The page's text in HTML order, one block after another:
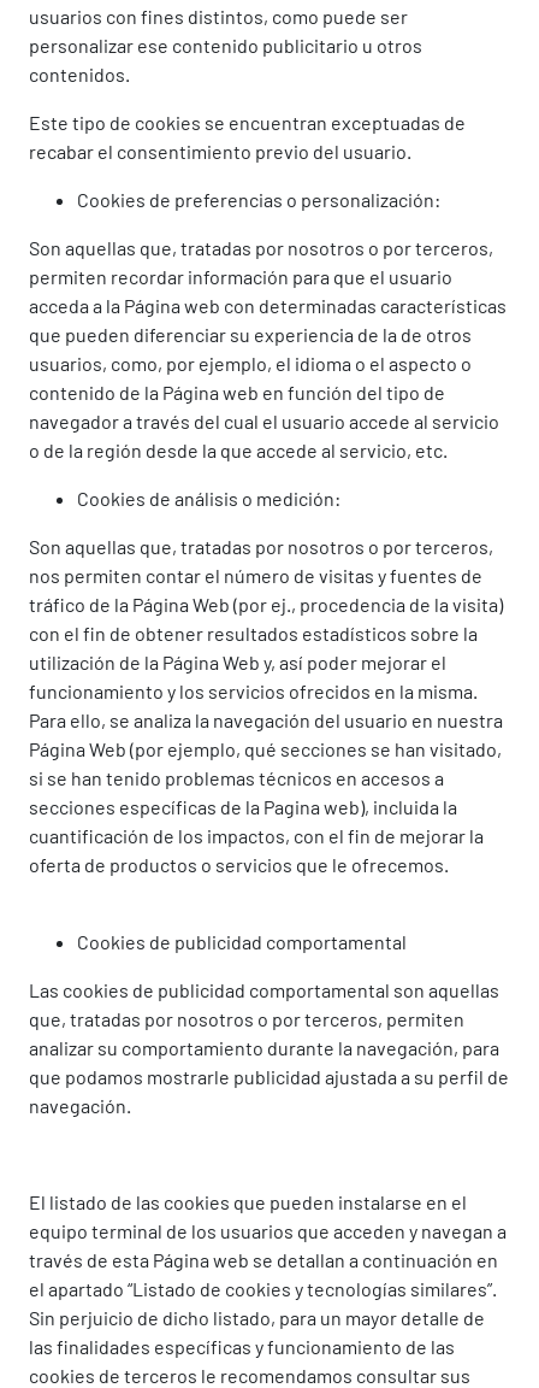
usuarios con fines distintos, como puede ser
personalizar ese contenido publicitario u otros
contenidos.
Este tipo de cookies se encuentran exceptuadas de
recabar el consentimiento previo del usuario.
Cookies de preferencias o personalización:
Son aquellas que, tratadas por nosotros o por terceros,
permiten recordar información para que el usuario
acceda a la Página web con determinadas características
que pueden diferenciar su experiencia de la de otros
usuarios, como, por ejemplo, el idioma o el aspecto o
contenido de la Página web en función del tipo de
navegador a través del cual el usuario accede al servicio
o de la región desde la que accede al servicio, etc.
Cookies de análisis o medición:
Son aquellas que, tratadas por nosotros o por terceros,
nos permiten contar el número de visitas y fuentes de
tráfico de la Página Web (por ej., procedencia de la visita)
con el fin de obtener resultados estadísticos sobre la
utilización de la Página Web y, así poder mejorar el
funcionamiento y los servicios ofrecidos en la misma.
Para ello, se analiza la navegación del usuario en nuestra
Página Web (por ejemplo, qué secciones se han visitado,
si se han tenido problemas técnicos en accesos a
secciones específicas de la Pagina web), incluida la
cuantificación de los impactos, con el fin de mejorar la
oferta de productos o servicios que le ofrecemos.
Cookies de publicidad comportamental
Las cookies de publicidad comportamental son aquellas
que, tratadas por nosotros o por terceros, permiten
analizar su comportamiento durante la navegación, para
que podamos mostrarle publicidad ajustada a su perfil de
navegación.
El listado de las cookies que pueden instalarse en el
equipo terminal de los usuarios que acceden y navegan a
través de esta Página web se detallan a continuación en
el apartado “Listado de cookies y tecnologías similares”.
Sin perjuicio de dicho listado, para un mayor detalle de
las finalidades específicas y funcionamiento de las
cookies de terceros le recomendamos consultar sus